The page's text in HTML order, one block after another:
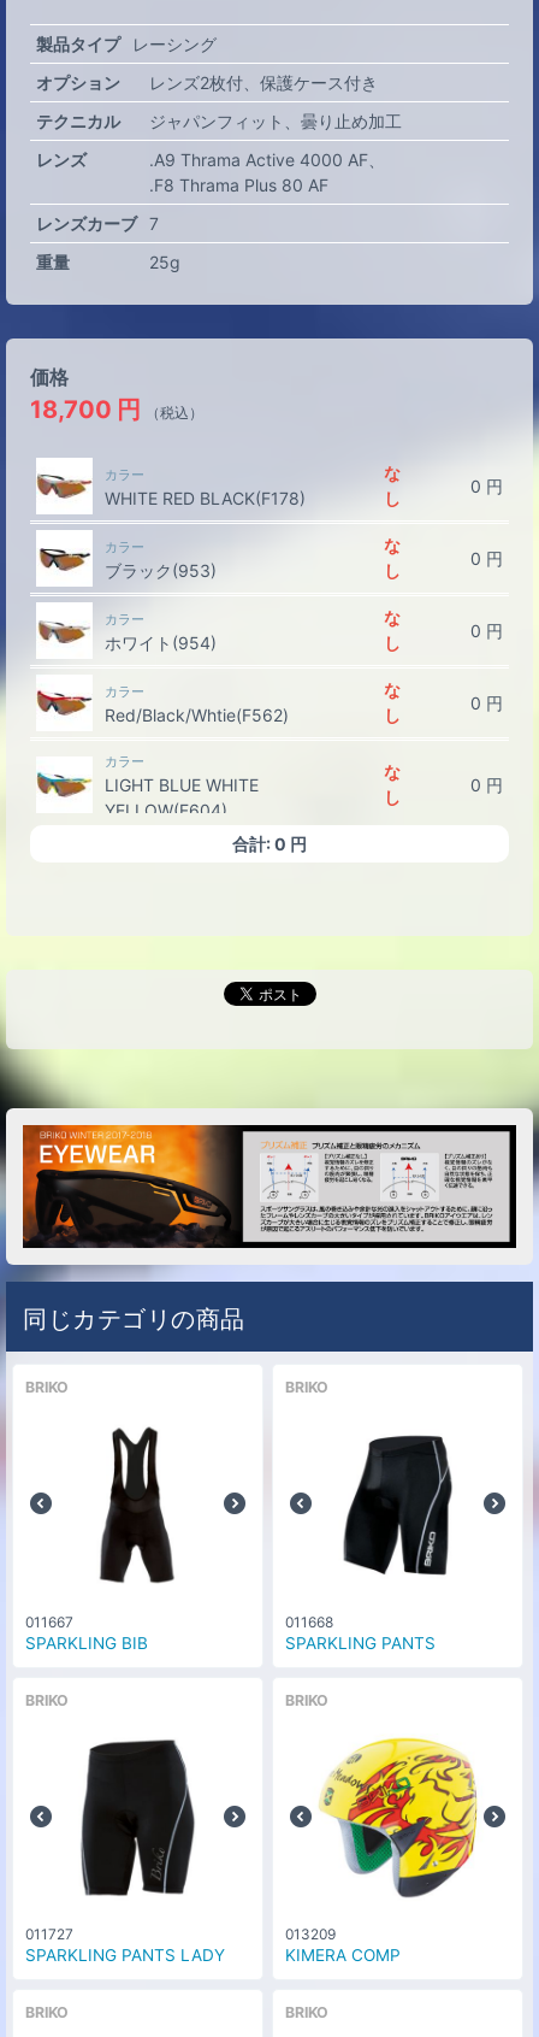
製品タイプ
レーシング
オプション
レンズ2枚付
保護ケース付き
テクニカル
ジャパンフィット
曇り止め加工
レンズ
.A9 Thrama Active 4000 AF
.F8 Thrama Plus 80 AF
レンズカーブ 7
重量
25g
価格
18,700 円 （税込）
カラー
WHITE RED BLACK(F178)
な
し
0 円
カラー
ブラック(953)
な
し
0 円
カラー
ホワイト(954)
な
し
0 円
カラー
Red/Black/Whtie(F562)
な
し
0 円
カラー
LIGHT BLUE WHITE
YELLOW(F604)
な
し
0 円
0円
合計:0 円
同じカテゴリの商品
BRIKO
011667
SPARKLING BIB
BRIKO
011668
SPARKLING PANTS
BRIKO
011727
SPARKLING PANTS LADY
BRIKO
013209
KIMERA COMP
BRIKO BRIKO